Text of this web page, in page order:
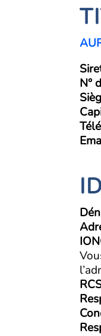
N°